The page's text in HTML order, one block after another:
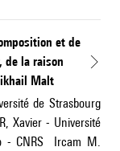
et de
de la raison
Malt
de Strasbourg
Xavier - Université
- CNRS  Ircam M.